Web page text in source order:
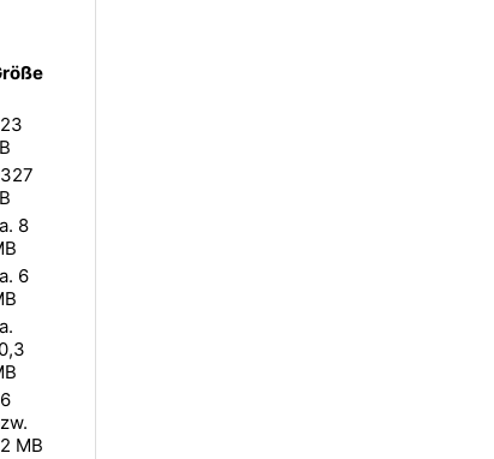
8
6
MB